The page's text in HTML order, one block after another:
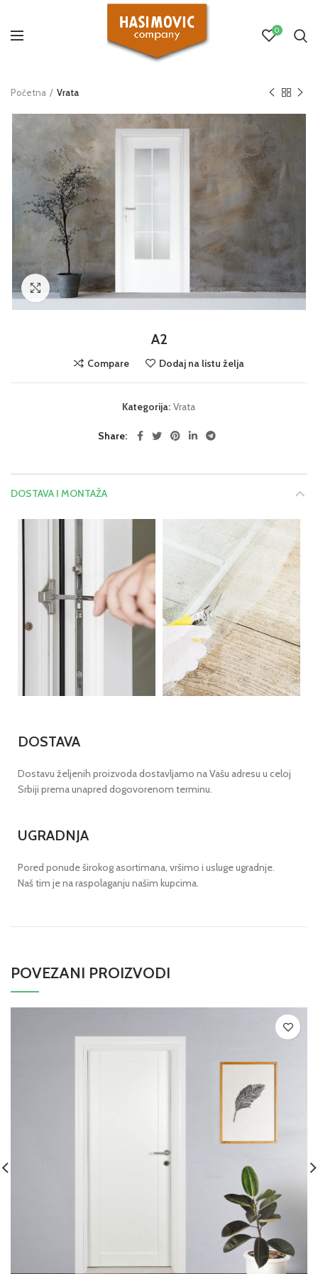
0
Početna Vrata
Click to enlarge
A2
Compare Dodaj na listu želja
Kategorija: Vrata
Share
DOSTAVA I MONTAŽA
DOSTAVA
Dostavu željenih proizvoda dostavljamo na Vašu adresu u celoj
Srbiji prema unapred dogovorenom terminu.
UGRADNJA
Pored ponude širokog asortimana, vršimo i usluge ugradnje.
Naš tim je na raspolaganju našim kupcima.
POVEZANI PROIZVODI